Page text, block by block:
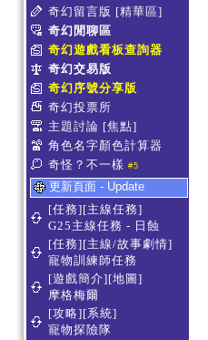
奇幻留言版 [精華區]
奇幻閒聊區
奇幻遊戲看板查詢器
奇幻交易版
奇幻序號分享版
奇幻投票所
主題討論 [焦點]
角色名字顏色計算器
奇怪？不一樣 #5
更新頁面 - Update
[任務][主線任務]
G25主線任務 - 日蝕
[任務][主線/故事劇情]
寵物訓練師任務
[遊戲簡介][地圖]
摩格梅爾
[攻略][系統]
寵物探險隊